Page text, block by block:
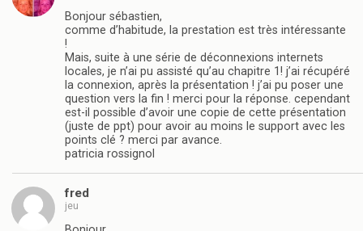
Bonjour sébastien,
comme d’habitude, la prestation est très intéressante
!
Mais, suite à une série de déconnexions internets
locales, je n’ai pu assisté qu’au chapitre 1! j’ai récupéré
la connexion, après la présentation ! j’ai pu poser une
question vers la fin ! merci pour la réponse. cependant
est-il possible d’avoir une copie de cette présentation
(juste de ppt) pour avoir au moins le support avec les
points clé ? merci par avance.
patricia rossignol
fred
jeu